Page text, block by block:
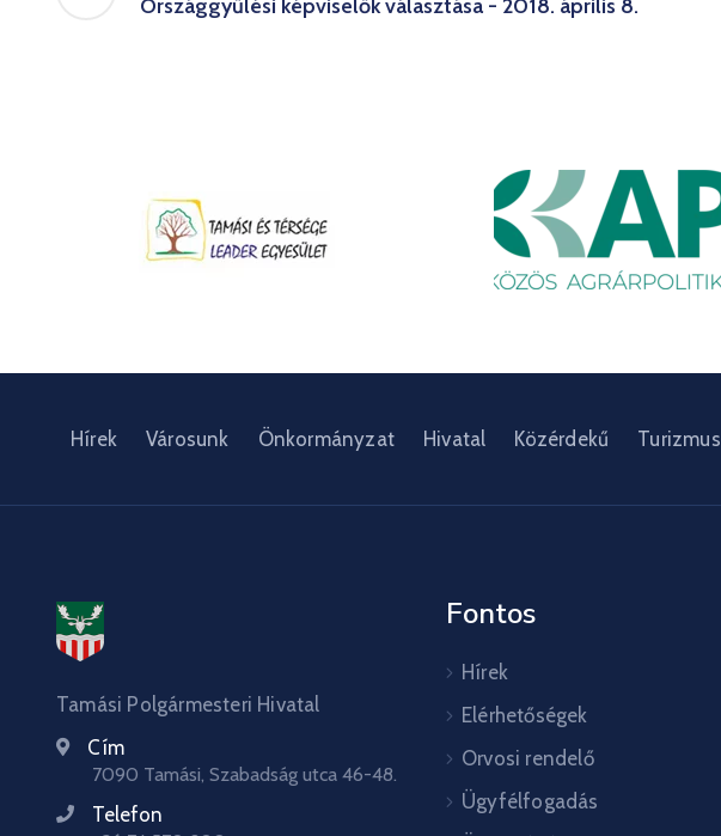
Országgyűlési képviselők választása - 2018. április 8.
Hírek Városunk Önkormányzat Hivatal Közérdekű Turizmus
Tamási Polgármesteri Hivatal
Cím
7090 Tamási, Szabadság utca 46-48.
Telefon
Fontos
Hírek
Elérhetőségek
Orvosi rendelő
Ügyfélfogadás